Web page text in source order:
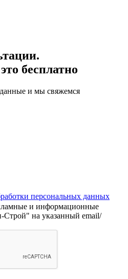
бесплатно
и мы свяжемся
персональных данных
и информационные
на указанный email/